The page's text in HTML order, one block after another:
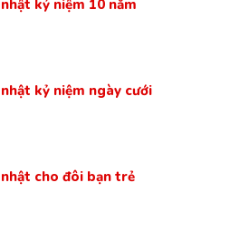
kỷ niệm 10 năm
kỷ niệm ngày cưới
cho đôi bạn trẻ